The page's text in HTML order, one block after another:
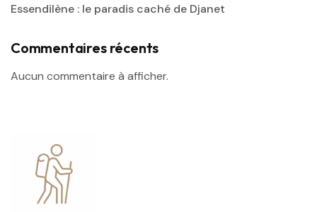
Essendilène : le paradis caché de Djanet
Commentaires récents
Aucun commentaire à afficher.